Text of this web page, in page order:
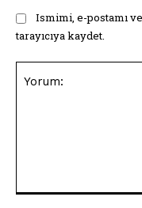
Ismimi, e-postamı
tarayıcıya kaydet.